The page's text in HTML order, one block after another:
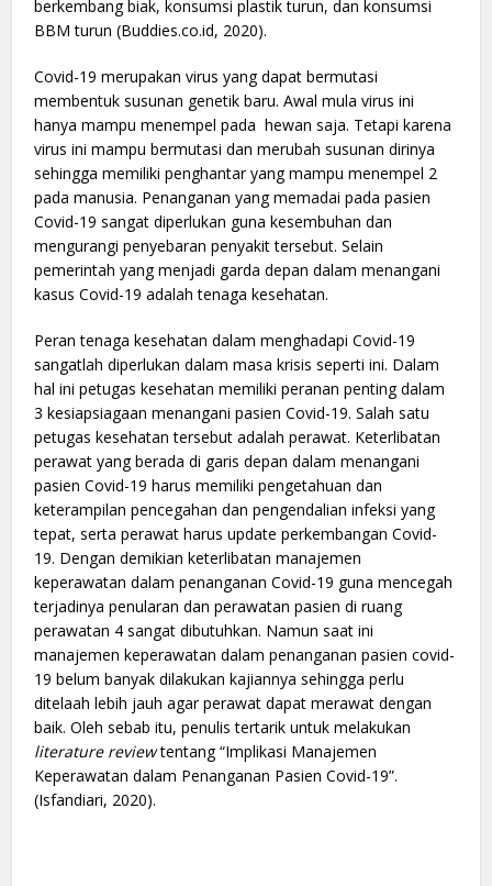
berkembang biak, konsumsi plastik turun, dan konsumsi
BBM turun (Buddies.co.id, 2020).
Covid-19 merupakan virus yang dapat bermutasi
membentuk susunan genetik baru. Awal mula virus ini
hanya mampu menempel pada hewan saja. Tetapi karena
virus ini mampu bermutasi dan merubah susunan dirinya
sehingga memiliki penghantar yang mampu menempel 2
pada manusia. Penanganan yang memadai pada pasien
Covid-19 sangat diperlukan guna kesembuhan dan
mengurangi penyebaran penyakit tersebut. Selain
pemerintah yang menjadi garda depan dalam menangani
kasus Covid-19 adalah tenaga kesehatan.
Peran tenaga kesehatan dalam menghadapi Covid-19
sangatlah diperlukan dalam masa krisis seperti ini. Dalam
hal ini petugas kesehatan memiliki peranan penting dalam
3 kesiapsiagaan menangani pasien Covid-19. Salah satu
petugas kesehatan tersebut adalah perawat. Keterlibatan
perawat yang berada di garis depan dalam menangani
pasien Covid-19 harus memiliki pengetahuan dan
keterampilan pencegahan dan pengendalian infeksi yang
tepat, serta perawat harus update perkembangan Covid-
19. Dengan demikian keterlibatan manajemen
keperawatan dalam penanganan Covid-19 guna mencegah
terjadinya penularan dan perawatan pasien di ruang
perawatan 4 sangat dibutuhkan. Namun saat ini
manajemen keperawatan dalam penanganan pasien covid-
19 belum banyak dilakukan kajiannya sehingga perlu
ditelaah lebih jauh agar perawat dapat merawat dengan
baik. Oleh sebab itu, penulis tertarik untuk melakukan
literature reviewtentang “Implikasi Manajemen
Keperawatan dalam Penanganan Pasien Covid-19”.
(Isfandiari, 2020).